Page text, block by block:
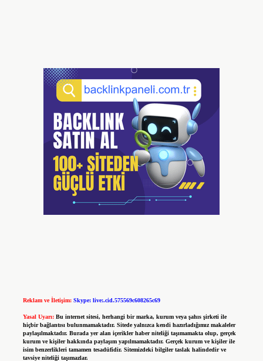
Reklam ve İletişim: Skype: live:.cid.575569c608265c69
Yasal Uyarı: Bu internet sitesi, herhangi bir marka, kurum veya şahıs şirketi ile
hiçbir bağlantısı bulunmamaktadır. Sitede yalnızca kendi hazırladığımız makaleler
paylaşılmaktadır. Burada yer alan içerikler haber niteliği taşımamakta olup, gerçek
kurum ve kişiler hakkında paylaşım yapılmamaktadır. Gerçek kurum ve kişiler ile
isim benzerlikleri tamamen tesadüfidir. Sitemizdeki bilgiler taslak halindedir ve
tavsiye niteliği taşımazlar.